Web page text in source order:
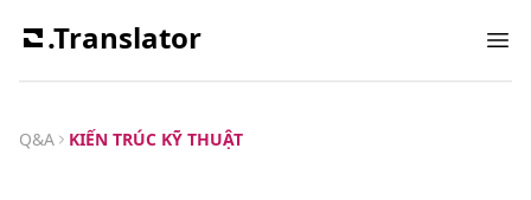
.Translator
Q&A KIẾN TRÚC KỸ THUẬT